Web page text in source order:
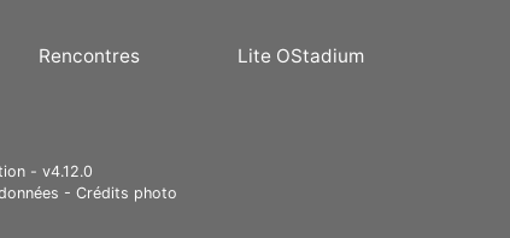
Rencontres Lite OStadium
- v4.12.0
- Crédits photo